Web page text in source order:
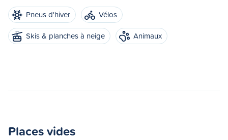
Pneus d'hiver
Vélos
Skis & planches à neige
Animaux
Places vides